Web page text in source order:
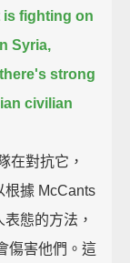
is fighting on
Syria,
strong
civilian
在對抗它，
根據 McCants
態的方法，
傷害他們。這